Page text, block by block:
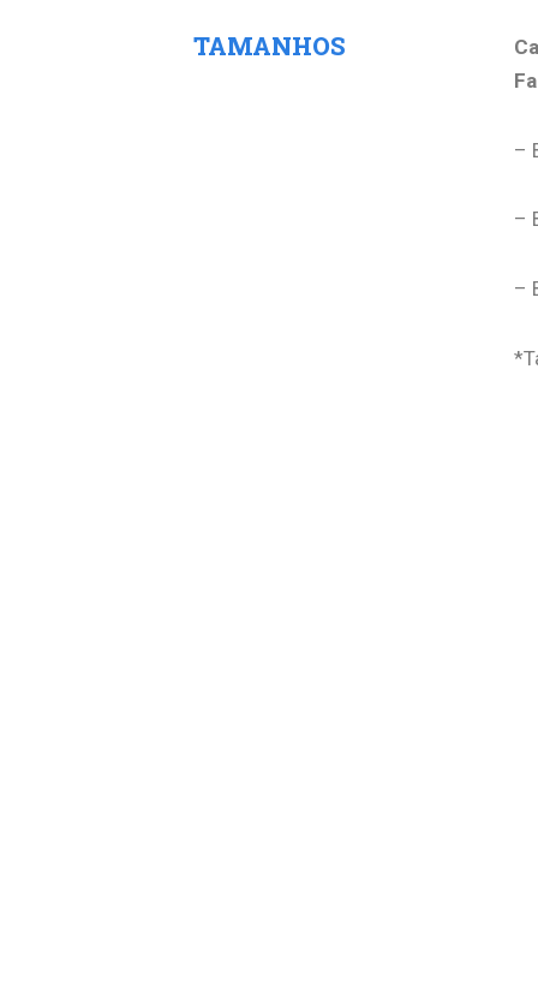
TAMANHOS
–
–
–